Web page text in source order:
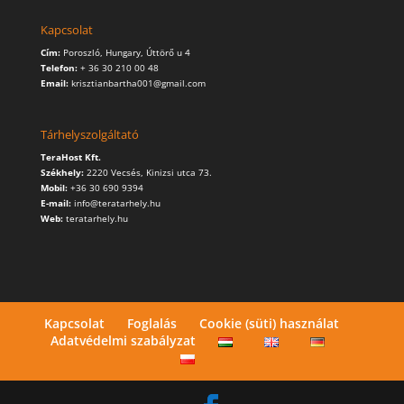
Kapcsolat
Cím: Poroszló, Hungary, Úttörő u 4
Telefon:+ 36 30 210 00 48
Email:krisztianbartha001@gmail.com
Tárhelyszolgáltató
TeraHost Kft.
Székhely: 2220 Vecsés, Kinizsi utca 73.
Mobil: +36 30 690 9394
E-mail: info@teratarhely.hu
Web: teratarhely.hu
Kapcsolat Foglalás
Cookie (süti) használat
Adatvédelmi szabályzat